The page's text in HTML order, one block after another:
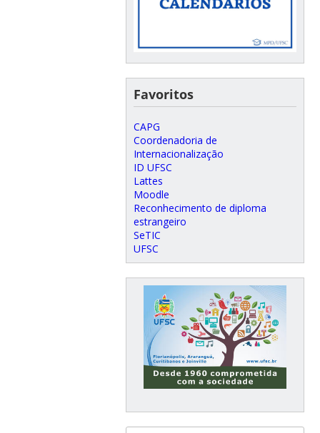
Favoritos
CAPG
Coordenadoria de
Internacionalização
ID UFSC
Lattes
Moodle
Reconhecimento de diploma
estrangeiro
SeTIC
UFSC